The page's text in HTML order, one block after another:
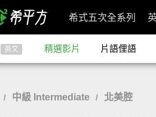
希式五次全系列
英文 精選影片 片語俚語
/ 中級 Intermediate / 北美腔